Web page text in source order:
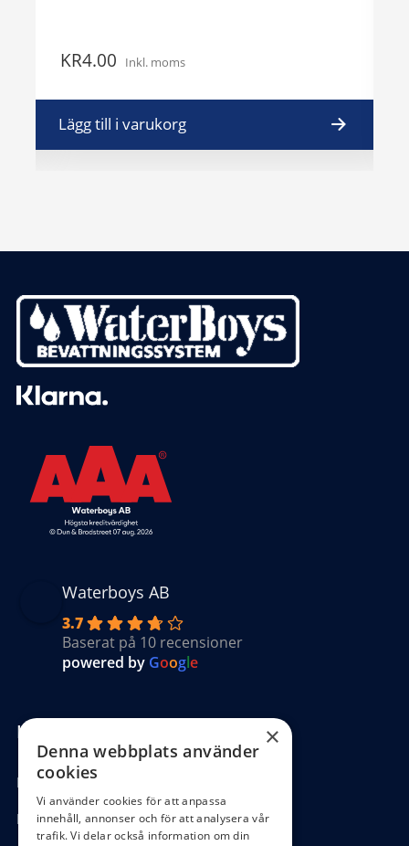
4.00
KR Inkl. moms
Lägg till i varukorg
Waterboys AB
3.7
Baserat på 10 recensioner
powered by Google
Kundinformation
Köpvillkor
Hantering GDPR
×
Denna webbplats använder
cookies
Vi använder cookies för att anpassa
innehåll, annonser och för att analysera vår
trafik. Vi delar också information om din